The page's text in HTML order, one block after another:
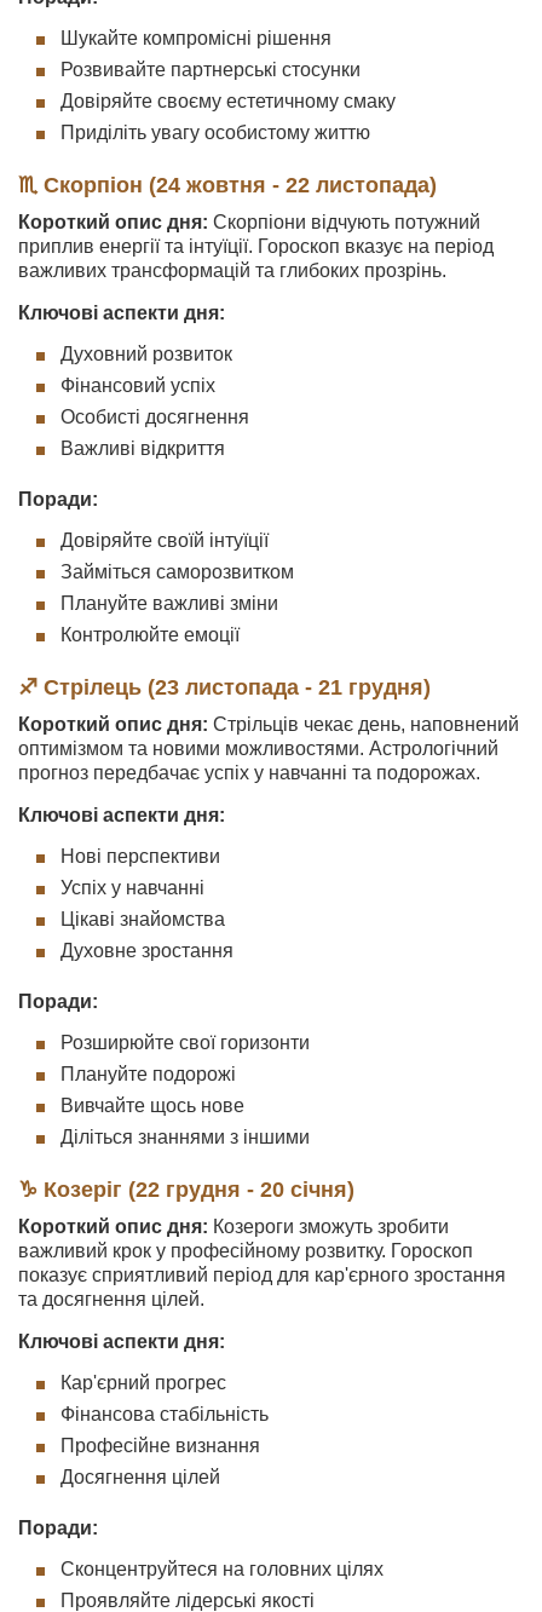
Шукайте компромісні рішення
Розвивайте партнерські стосунки
Довіряйте своєму естетичному смаку
Приділіть увагу особистому життю
♏ Скорпіон (24 жовтня - 22 листопада)
Короткий опис дня: Скорпіони відчують потужний
приплив енергії та інтуїції. Гороскоп вказує на період
важливих трансформацій та глибоких прозрінь.
Ключові аспекти дня:
Духовний розвиток
Фінансовий успіх
Особисті досягнення
Важливі відкриття
Поради:
Довіряйте своїй інтуїції
Займіться саморозвитком
Плануйте важливі зміни
Контролюйте емоції
♐ Стрілець (23 листопада - 21 грудня)
Короткий опис дня: Стрільців чекає день, наповнений
оптимізмом та новими можливостями. Астрологічний
прогноз передбачає успіх у навчанні та подорожах.
Ключові аспекти дня:
Нові перспективи
Успіх у навчанні
Цікаві знайомства
Духовне зростання
Поради:
Розширюйте свої горизонти
Плануйте подорожі
Вивчайте щось нове
Діліться знаннями з іншими
♑ Козеріг (22 грудня - 20 січня)
Короткий опис дня: Козероги зможуть зробити
важливий крок у професійному розвитку. Гороскоп
показує сприятливий період для кар'єрного зростання
та досягнення цілей.
Ключові аспекти дня:
Кар'єрний прогрес
Фінансова стабільність
Професійне визнання
Досягнення цілей
Поради:
Сконцентруйтеся на головних цілях
Проявляйте лідерські якості